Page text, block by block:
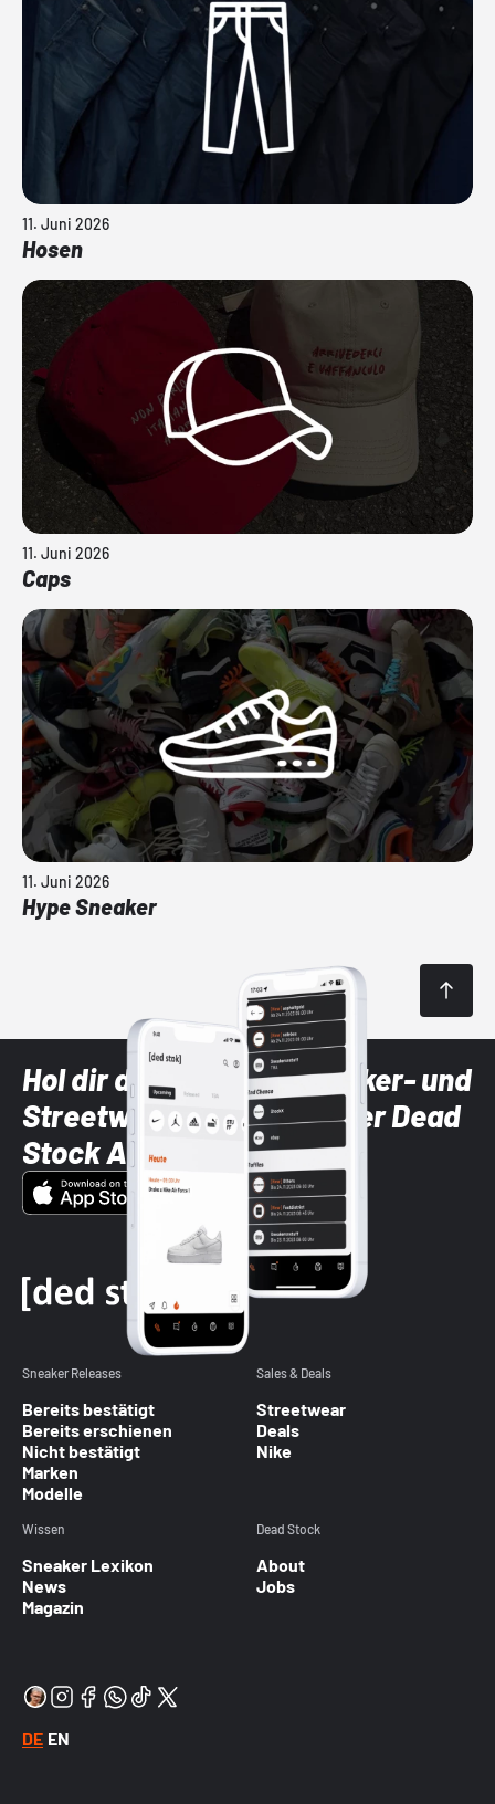
11. Juni 2026
Hosen
11. Juni 2026
Caps
11. Juni 2026
Hype Sneaker
Hol dir die neuesten Sneaker- und
Streetwear-Brands mit der Dead
Stock App
Sneaker Releases
Bereits bestätigt
Bereits erschienen
Nicht bestätigt
Marken
Modelle
Sales & Deals
Streetwear
Deals
Nike
Wissen
Sneaker Lexikon
News
Magazin
Dead Stock
About
Jobs
DE EN